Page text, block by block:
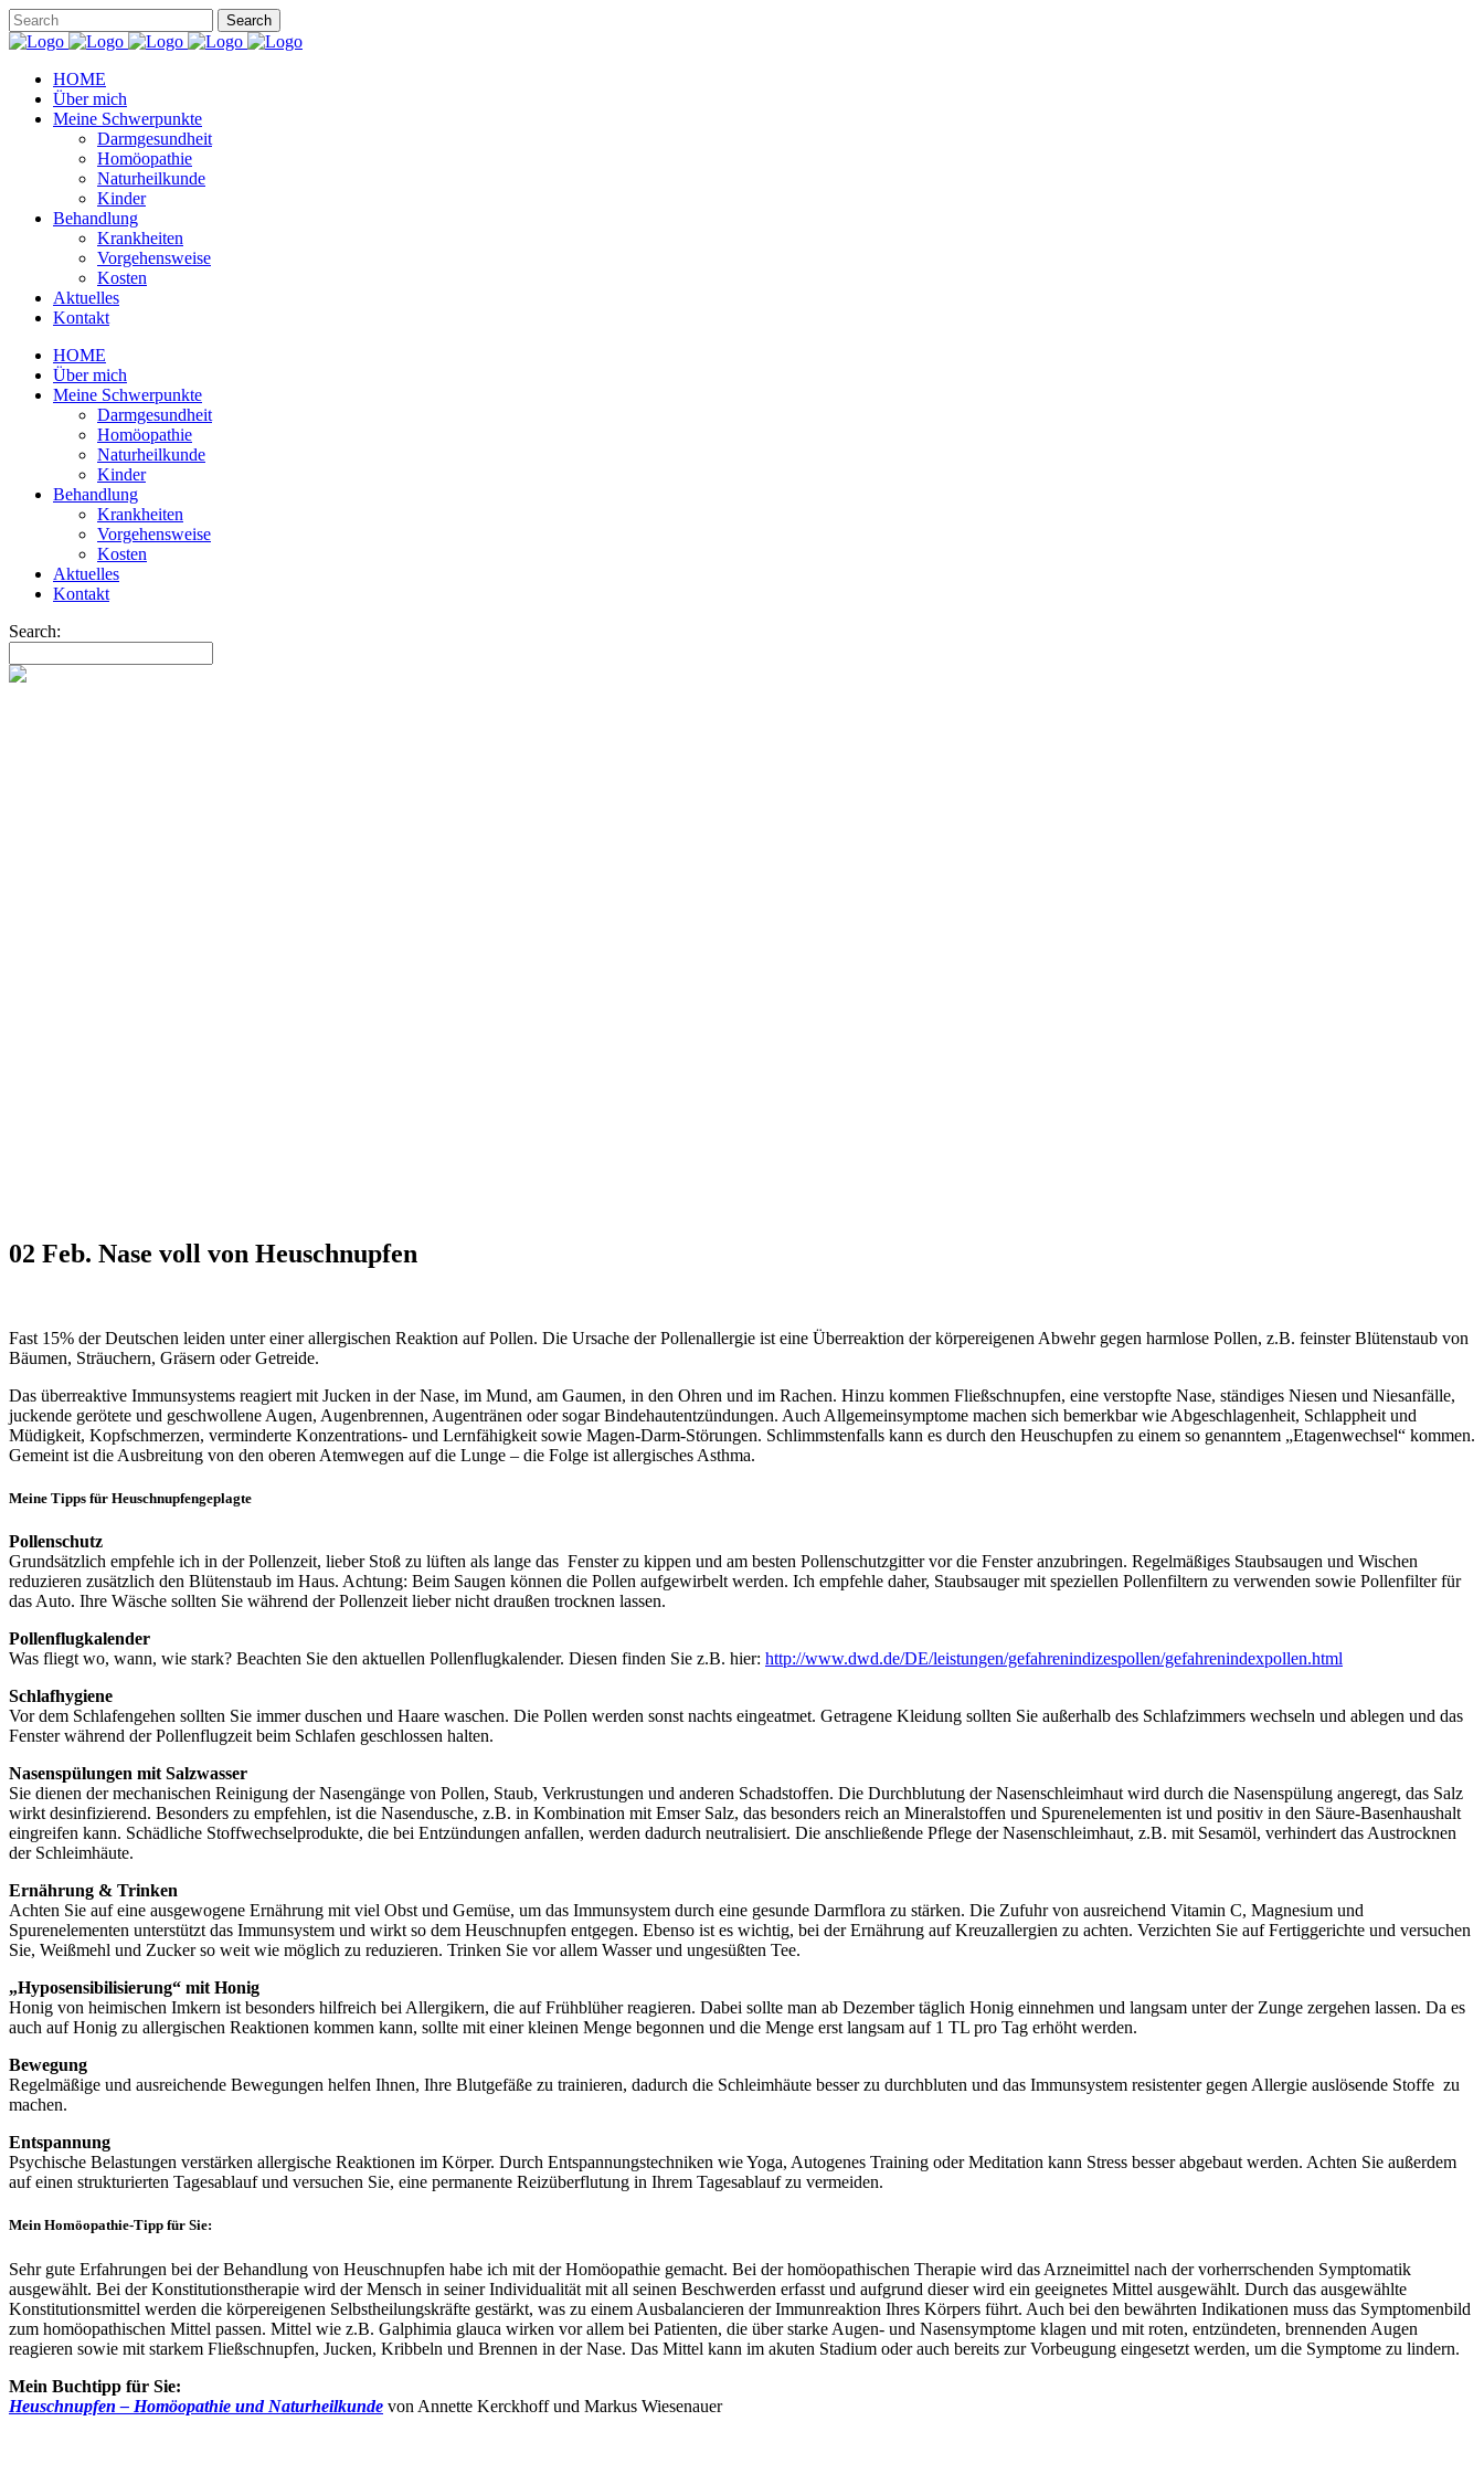
HOME
Über mich
Meine Schwerpunkte
Darmgesundheit
Homöopathie
Naturheilkunde
Kinder
Behandlung
Krankheiten
Vorgehensweise
Kosten
Aktuelles
Kontakt
HOME
Über mich
Meine Schwerpunkte
Darmgesundheit
Homöopathie
Naturheilkunde
Kinder
Behandlung
Krankheiten
Vorgehensweise
Kosten
Aktuelles
Kontakt
Search:
02 Feb. Nase voll von Heuschnupfen
Fast 15% der Deutschen leiden unter einer allergischen Reaktion auf Pollen. Die Ursache der Pollenallergie ist eine Überreaktion der körpereigenen Abwehr gegen harmlose Pollen, z.B. feinster Blütenstaub von
Bäumen, Sträuchern, Gräsern oder Getreide.
Das überreaktive Immunsystems reagiert mit Jucken in der Nase, im Mund, am Gaumen, in den Ohren und im Rachen. Hinzu kommen Fließschnupfen, eine verstopfte Nase, ständiges Niesen und Niesanfälle,
juckende gerötete und geschwollene Augen, Augenbrennen, Augentränen oder sogar Bindehautentzündungen. Auch Allgemeinsymptome machen sich bemerkbar wie Abgeschlagenheit, Schlappheit und
Müdigkeit, Kopfschmerzen, verminderte Konzentrations- und Lernfähigkeit sowie Magen-Darm-Störungen. Schlimmstenfalls kann es durch den Heuschupfen zu einem so genanntem „Etagenwechsel“ kommen.
Gemeint ist die Ausbreitung von den oberen Atemwegen auf die Lunge – die Folge ist allergisches Asthma.
Meine Tipps für Heuschnupfengeplagte
Pollenschutz
Grundsätzlich empfehle ich in der Pollenzeit, lieber Stoß zu lüften als lange das Fenster zu kippen und am besten Pollenschutzgitter vor die Fenster anzubringen. Regelmäßiges Staubsaugen und Wischen
reduzieren zusätzlich den Blütenstaub im Haus. Achtung: Beim Saugen können die Pollen aufgewirbelt werden. Ich empfehle daher, Staubsauger mit speziellen Pollenfiltern zu verwenden sowie Pollenfilter für
das Auto. Ihre Wäsche sollten Sie während der Pollenzeit lieber nicht draußen trocknen lassen.
Pollenflugkalender
Was fliegt wo, wann, wie stark? Beachten Sie den aktuellen Pollenflugkalender. Diesen finden Sie z.B. hier: http://www.dwd.de/DE/leistungen/gefahrenindizespollen/gefahrenindexpollen.html
Schlafhygiene
Vor dem Schlafengehen sollten Sie immer duschen und Haare waschen. Die Pollen werden sonst nachts eingeatmet. Getragene Kleidung sollten Sie außerhalb des Schlafzimmers wechseln und ablegen und das
Fenster während der Pollenflugzeit beim Schlafen geschlossen halten.
Nasenspülungen mit Salzwasser
Sie dienen der mechanischen Reinigung der Nasengänge von Pollen, Staub, Verkrustungen und anderen Schadstoffen. Die Durchblutung der Nasenschleimhaut wird durch die Nasenspülung angeregt, das Salz
wirkt desinfizierend. Besonders zu empfehlen, ist die Nasendusche, z.B. in Kombination mit Emser Salz, das besonders reich an Mineralstoffen und Spurenelementen ist und positiv in den Säure-Basenhaushalt
eingreifen kann. Schädliche Stoffwechselprodukte, die bei Entzündungen anfallen, werden dadurch neutralisiert. Die anschließende Pflege der Nasenschleimhaut, z.B. mit Sesamöl, verhindert das Austrocknen
der Schleimhäute.
Ernährung & Trinken
Achten Sie auf eine ausgewogene Ernährung mit viel Obst und Gemüse, um das Immunsystem durch eine gesunde Darmflora zu stärken. Die Zufuhr von ausreichend Vitamin C, Magnesium und
Spurenelementen unterstützt das Immunsystem und wirkt so dem Heuschnupfen entgegen. Ebenso ist es wichtig, bei der Ernährung auf Kreuzallergien zu achten. Verzichten Sie auf Fertiggerichte und versuchen
Sie, Weißmehl und Zucker so weit wie möglich zu reduzieren. Trinken Sie vor allem Wasser und ungesüßten Tee.
„Hyposensibilisierung“ mit Honig
Honig von heimischen Imkern ist besonders hilfreich bei Allergikern, die auf Frühblüher reagieren. Dabei sollte man ab Dezember täglich Honig einnehmen und langsam unter der Zunge zergehen lassen. Da es
auch auf Honig zu allergischen Reaktionen kommen kann, sollte mit einer kleinen Menge begonnen und die Menge erst langsam auf 1 TL pro Tag erhöht werden.
Bewegung
Regelmäßige und ausreichende Bewegungen helfen Ihnen, Ihre Blutgefäße zu trainieren, dadurch die Schleimhäute besser zu durchbluten und das Immunsystem resistenter gegen Allergie auslösende Stoffe zu
machen.
Entspannung
Psychische Belastungen verstärken allergische Reaktionen im Körper. Durch Entspannungstechniken wie Yoga, Autogenes Training oder Meditation kann Stress besser abgebaut werden. Achten Sie außerdem
auf einen strukturierten Tagesablauf und versuchen Sie, eine permanente Reizüberflutung in Ihrem Tagesablauf zu vermeiden.
Mein Homöopathie-Tipp für Sie:
Sehr gute Erfahrungen bei der Behandlung von Heuschnupfen habe ich mit der Homöopathie gemacht. Bei der homöopathischen Therapie wird das Arzneimittel nach der vorherrschenden Symptomatik
ausgewählt. Bei der Konstitutionstherapie wird der Mensch in seiner Individualität mit all seinen Beschwerden erfasst und aufgrund dieser wird ein geeignetes Mittel ausgewählt. Durch das ausgewählte
Konstitutionsmittel werden die körpereigenen Selbstheilungskräfte gestärkt, was zu einem Ausbalancieren der Immunreaktion Ihres Körpers führt. Auch bei den bewährten Indikationen muss das Symptomenbild
zum homöopathischen Mittel passen. Mittel wie z.B. Galphimia glauca wirken vor allem bei Patienten, die über starke Augen- und Nasensymptome klagen und mit roten, entzündeten, brennenden Augen
reagieren sowie mit starkem Fließschnupfen, Jucken, Kribbeln und Brennen in der Nase. Das Mittel kann im akuten Stadium oder auch bereits zur Vorbeugung eingesetzt werden, um die Symptome zu lindern.
Mein Buchtipp für Sie:
Heuschnupfen – Homöopathie und Naturheilkunde von Annette Kerckhoff und Markus Wiesenauer